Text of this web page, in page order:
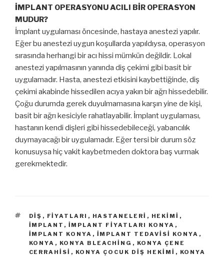
İMPLANT OPERASYONU ACILI BİR OPERASYON
MUDUR?
İmplant uygulaması öncesinde, hastaya anestezi yapılır.
Eğer bu anestezi uygun koşullarda yapıldıysa, operasyon
sırasında herhangi bir acı hissi mümkün değildir. Lokal
anestezi yapılmasının yanında diş çekimi gibi basit bir
uygulamadır. Hasta, anestezi etkisini kaybettiğinde, diş
çekimi akabinde hissedilen acıya yakın bir ağrı hissedebilir.
Çoğu durumda gerek duyulmamasına karşın yine de kişi,
basit bir ağrı kesiciyle rahatlayabilir. İmplant uygulaması,
hastanın kendi dişleri gibi hissedebileceği, yabancılık
duymayacağı bir uygulamadır. Eğer tersi bir durum söz
konusuysa hiç vakit kaybetmeden doktora baş vurmak
gerekmektedir.
ETIKETLER
DIŞ , FIYATLARI , HASTANELERI , HEKIMI ,
İMPLANT , IMPLANT FIYATLARI KONYA ,
IMPLANT KONYA , IMPLANT TEDAVISI KONYA ,
KONYA , KONYA BLEACHING , KONYA ÇENE
CERRAHISI , KONYA ÇOCUK DIŞ HEKIMI , KONYA